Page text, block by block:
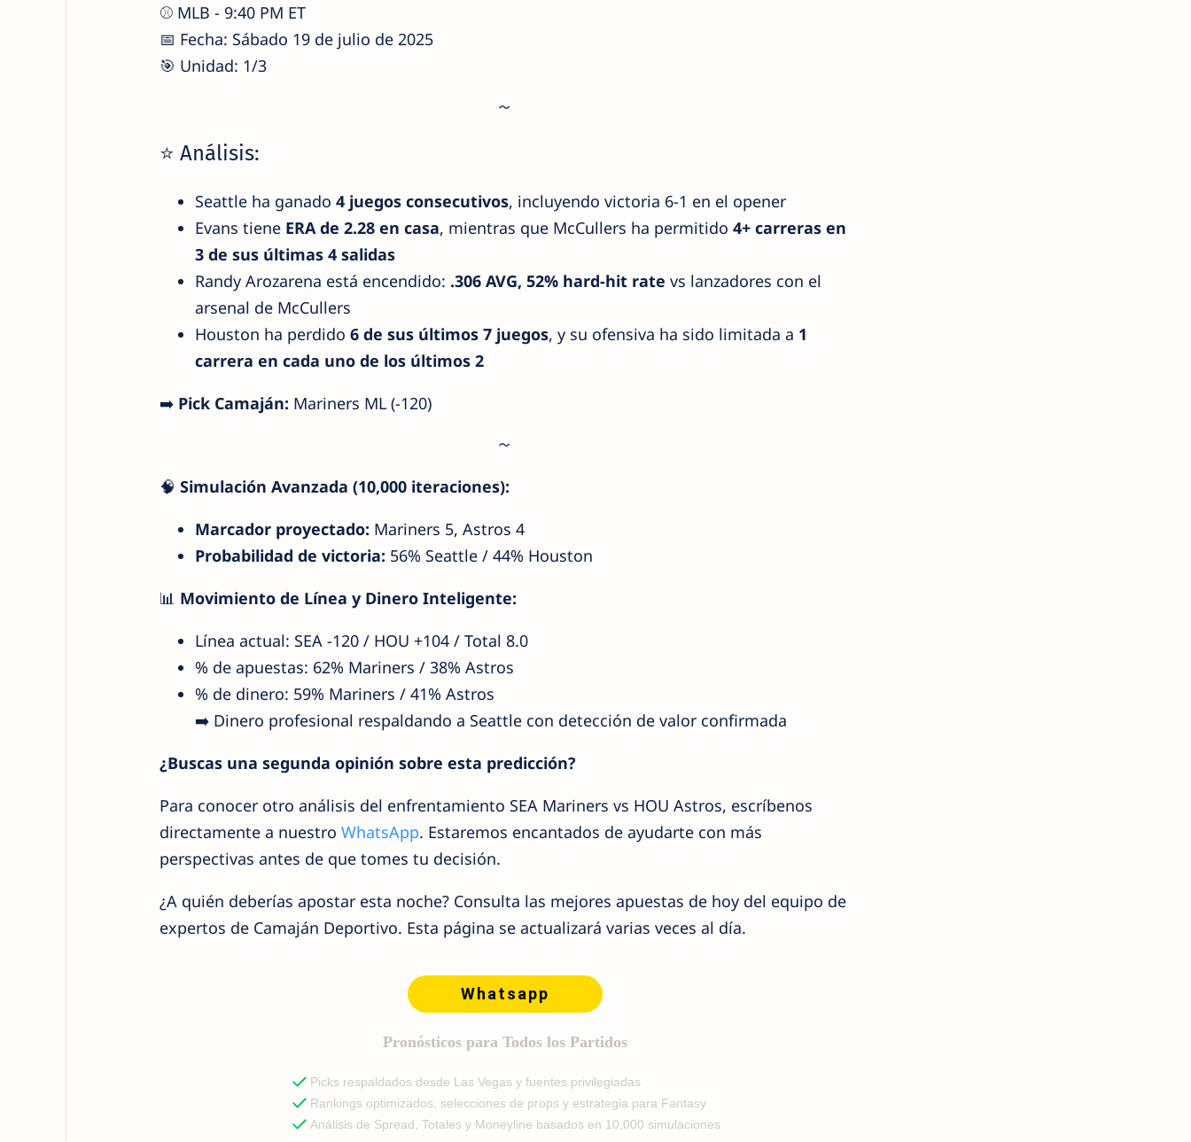
⚾ MLB - 9:40 PM ET
📅 Fecha: Sábado 19 de julio de 2025
🎯 Unidad: 1/3
⭐ Análisis:
Seattle ha ganado 4 juegos consecutivos, incluyendo victoria 6-1 en el opener
Evans tiene ERA de 2.28 en casa, mientras que McCullers ha permitido 4+ carreras en
3 de sus últimas 4 salidas
Randy Arozarena está encendido: .306 AVG, 52% hard-hit rate vs lanzadores con el
arsenal de McCullers
Houston ha perdido 6 de sus últimos 7 juegos, y su ofensiva ha sido limitada a 1
carrera en cada uno de los últimos 2
➡️ Pick Camaján: Mariners ML (-120)
🧠 Simulación Avanzada (10,000 iteraciones):
Marcador proyectado: Mariners 5, Astros 4
Probabilidad de victoria: 56% Seattle / 44% Houston
📊 Movimiento de Línea y Dinero Inteligente:
Línea actual: SEA -120 / HOU +104 / Total 8.0
% de apuestas: 62% Mariners / 38% Astros
% de dinero: 59% Mariners / 41% Astros
➡️ Dinero profesional respaldando a Seattle con detección de valor confirmada
¿Buscas una segunda opinión sobre esta predicción?
Para conocer otro análisis del enfrentamiento SEA Mariners vs HOU Astros, escríbenos
directamente a nuestro WhatsApp. Estaremos encantados de ayudarte con más
perspectivas antes de que tomes tu decisión.
¿A quién deberías apostar esta noche? Consulta las mejores apuestas de hoy del equipo de
expertos de Camaján Deportivo. Esta página se actualizará varias veces al día.
Whatsapp
Pronósticos para Todos los Partidos
Picks respaldados desde Las Vegas y fuentes privilegiadas
Rankings optimizados, selecciones de props y estrategia para Fantasy
Análisis de Spread, Totales y Moneyline basados en 10,000 simulaciones